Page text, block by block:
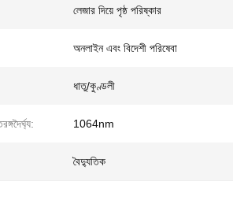
লেজার দিয়ে পৃষ্ঠ পরিষ্কার
অনলাইন এবং বিদেশী পরিষেবা
ধাতু/কুণ্ডলী
1064nm
বৈদ্যুতিক